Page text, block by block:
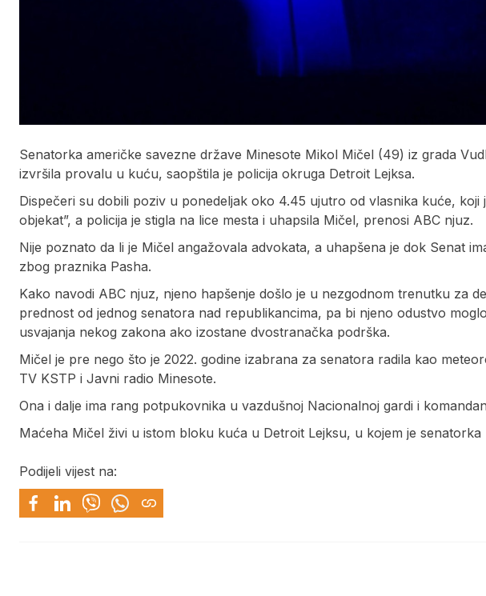
Senatorka američke savezne države Minesote Mikol Mičel (49) iz grada
izvršila provalu u kuću, saopštila je policija okruga Detroit Lejksa.
Dispečeri su dobili poziv u ponedeljak oko 4.45 ujutro od vlasnika kuće, koji
objekat”, a policija je stigla na lice mesta i uhapsila Mičel, prenosi ABC njuz.
Nije poznato da li je Mičel angažovala advokata, a uhapšena je dok Senat
zbog praznika Pasha.
Kako navodi ABC njuz, njeno hapšenje došlo je u nezgodnom trenutku za
prednost od jednog senatora nad republikancima, pa bi njeno odustvo
usvajanja nekog zakona ako izostane dvostranačka podrška.
Mičel je pre nego što je 2022. godine izabrana za senatora radila kao
TV KSTP i Javni radio Minesote.
Ona i dalje ima rang potpukovnika u vazdušnoj Nacionalnoj gardi i
Maćeha Mičel živi u istom bloku kuća u Detroit Lejksu, u kojem je
Podijeli vijest na: